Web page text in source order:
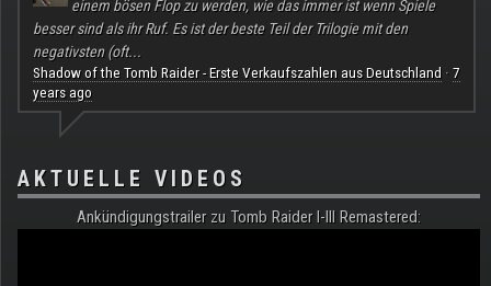
einem bösen Flop zu werden, wie das immer ist wenn Spiele
besser sind als ihr Ruf. Es ist der beste Teil der Trilogie mit den
negativsten (oft...
Shadow of the Tomb Raider - Erste Verkaufszahlen aus Deutschland · 7
years ago
AKTUELLE VIDEOS
Ankündigungstrailer zu Tomb Raider I-III Remastered: